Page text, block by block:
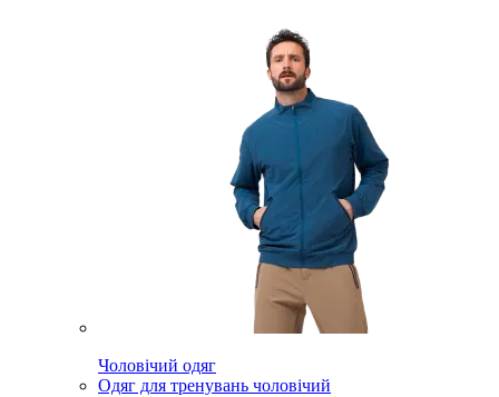
Чоловічий одяг
Одяг для тренувань чоловічий